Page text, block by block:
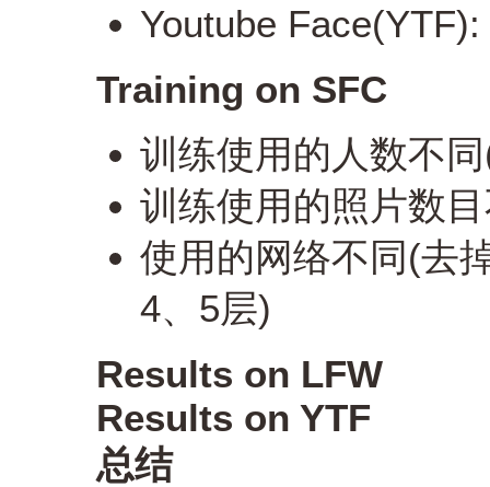
Youtube
Training on SFC
训练使用的人数不
训练使用的照片数
使用的网络不同(去
4、5层)
Results on LFW
Results on YTF
总结